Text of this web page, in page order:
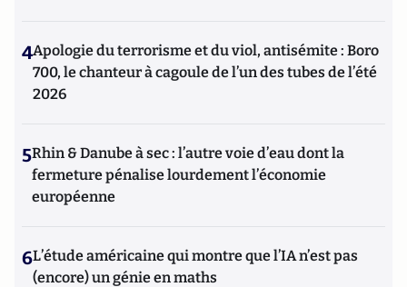
4Apologie du terrorisme et du viol, antisémite : Boro
700, le chanteur à cagoule de l’un des tubes de l’été
2026
5Rhin & Danube à sec : l’autre voie d’eau dont la
fermeture pénalise lourdement l’économie
européenne
6L’étude américaine qui montre que l’IA n’est pas
(encore) un génie en maths